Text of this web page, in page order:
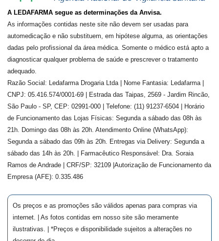
A LEDAFARMA segue as determinações da Anvisa.
As informações contidas neste site não devem ser usadas para
automedicação e não substituem, em hipótese alguma, as orientações
dadas pelo profissional da área médica. Somente o médico está apto a
diagnosticar qualquer problema de saúde e prescrever o tratamento
adequado.
Razão Social: Ledafarma Drogaria Ltda | Nome Fantasia: Ledafarma |
CNPJ: 05.416.574/0001-69 | Estrada das Taipas, 2569 - Jardim Rincão,
São Paulo - SP, CEP: 02991-000 | Telefone: (11) 91237-6504 | Horário
de Funcionamento das Lojas Físicas: Segunda a sábado das 08h às
21h. Domingo das 08h às 20h. Atendimento Online (WhatsApp):
Segunda a sábado das 09h às 20h. Entregas via Delivery: Segunda a
sábado das 14h às 20h. | Farmacêutico Responsável: Dra. Soraia
Ramos de Andrade
| CRF/SP: 32109 |Autorização de Funcionamento da
Empresa (AFE): 0.335.486
Os preços e as promoções são válidos apenas para compras via
internet. | As fotos contidas em nosso site são meramente
ilustrativas. | *Preços e disponibilidade sujeitos a alterações no